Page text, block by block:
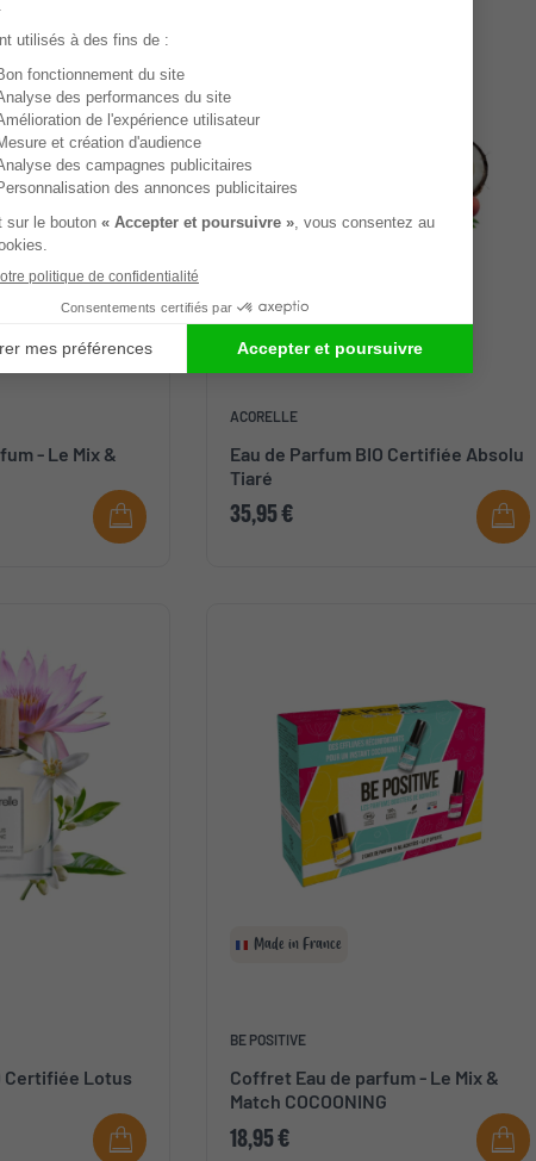
- Le Mix &
Made in France
ACORELLE
Eau de Parfum BIO Certifiée Absolu
Tiaré
35,95 €
Certifiée Lotus
Made in France
BE POSITIVE
Coffret Eau de parfum - Le Mix &
Match COCOONING
18,95 €